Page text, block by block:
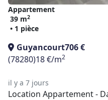
Appartement
39 m2
• 1 pièce
Guyancourt706 €
(78280)18 €/m2
il y a 7 jours
Location Appartement -